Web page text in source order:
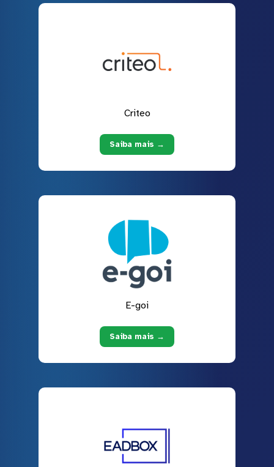
Criteo
Saiba mais →
E-goi
Saiba mais →